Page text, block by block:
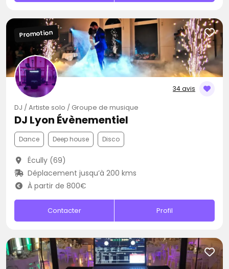
34 avis
Promotion
DJ / Artiste solo / Groupe de musique
DJ Lyon Évènementiel
Dance Deep house Disco
Écully (69)
Déplacement jusqu’à 200 kms
À partir de 800€
Contacter Profil